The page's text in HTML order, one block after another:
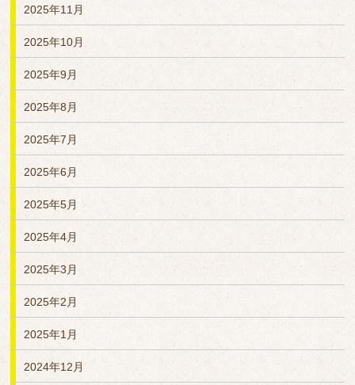
2025年11月
2025年10月
2025年9月
2025年8月
2025年7月
2025年6月
2025年5月
2025年4月
2025年3月
2025年2月
2025年1月
2024年12月